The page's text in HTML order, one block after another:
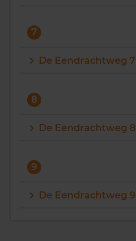
7
De Eendrachtweg 7
8
De Eendrachtweg 8
9
De Eendrachtweg 9